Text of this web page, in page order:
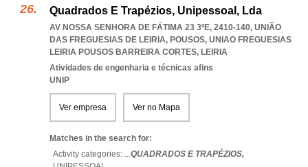
Quadrados E Trapézios, Unipessoal, Lda
AV NOSSA SENHORA DE FÁTIMA 23 3ºE, 2410-140, UNIÃO
DAS FREGUESIAS DE LEIRIA, POUSOS, UNIAO FREGUESIAS
LEIRIA POUSOS BARREIRA CORTES, LEIRIA
Atividades de engenharia e técnicas afins
UNIP
Ver empresa Ver no Mapa
Matches in the search for:
Activity categories: ...QUADRADOS E TRAPÉZIOS,